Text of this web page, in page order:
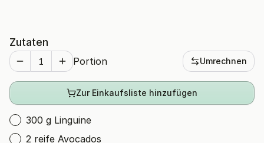
Zutaten
Portion Umrechnen
Zur Einkaufsliste hinzufügen
300 g Linguine
2 reife Avocados